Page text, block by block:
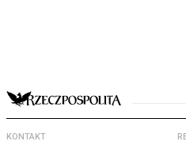
KONTAKT